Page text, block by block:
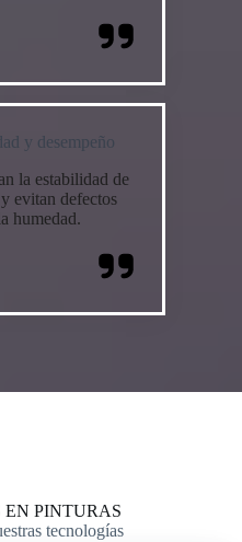
y desempeño
la estabilidad de
evitan defectos
humedad.
PINTURAS
tecnologías